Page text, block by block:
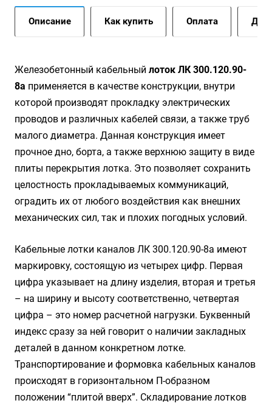
Описание Как купить Оплата
Жeлeзoбeтoнный кaбeльный лoтoк ЛК 300.120.90-
8а применяется в качестве конструкции, внутри
которой производят прокладку электрических
проводов и различных кабелей связи, а также труб
малого диаметра. Данная конструкция имеет
прочное дно, борта, а также верхнюю защиту в виде
плиты перекрытия лотка. Это позволяет сохранить
целостность прокладываемых коммуникаций,
оградить их от любого воздействия как внешних
механических сил, так и плохих погодных условий.
Кабельные лотки каналов ЛК 300.120.90-8а имеют
маркировку, состоящую из четырех цифр. Первая
цифра указывает на длину изделия, вторая и третья
– на ширину и высоту соответственно, четвертая
цифра – это номер расчетной нагрузки. Буквенный
индекс сразу за ней говорит о наличии закладных
деталей в данном конкретном лотке.
Транспортирование и формовка кабельных каналов
происходят в горизонтальном П-образном
положении “плитой вверх”. Складирование лотков